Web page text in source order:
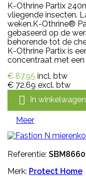
K-Othrine Partix
vliegende insecten.
weken.K-Othrine®
gebaseerd op de
behorende tot de
K-Othrine Partix is
concentraat met een
€ 87,95 incl. btw
€ 72,69 excl. btw
 In winkelwagen
Meer
Referentie:
Merk: Protect Home